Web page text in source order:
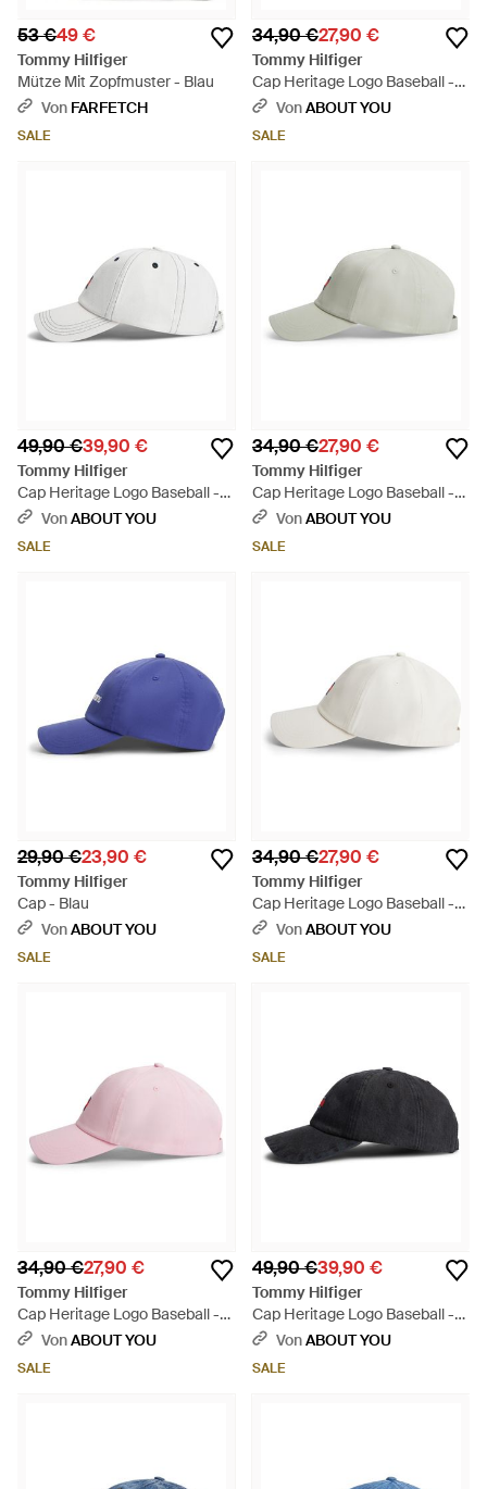
53 €49 €
Tommy Hilfiger
Mütze Mit Zopfmuster - Blau
Von FARFETCH
SALE
34,90 €27,90 €
Tommy Hilfiger
Cap Heritage Logo Baseball -
BlauVonABOUT YOU
SALE
49,90 €39,90 €
Tommy Hilfiger
Cap Heritage Logo Baseball -
WeißVonABOUT YOU
SALE
34,90 €27,90 €
Tommy Hilfiger
Cap Heritage Logo Baseball -
Mehrfarbig
VonABOUT YOU
SALE
29,90 €23,90 €
Tommy Hilfiger
Cap - Blau
VonABOUT YOU
SALE
34,90 €27,90 €
Tommy Hilfiger
Cap Heritage Logo Baseball -
WeißVonABOUT YOU
SALE
34,90 €27,90 €
Tommy Hilfiger
Cap Heritage Logo Baseball -
PinkVonABOUT YOU
SALE
49,90 €39,90 €
Tommy Hilfiger
Cap Heritage Logo Baseball -
Schwarz
VonABOUT YOU
SALE